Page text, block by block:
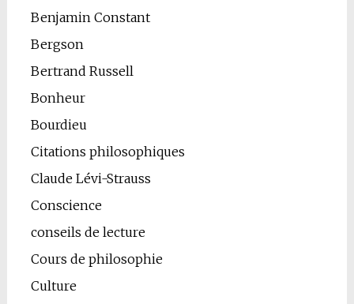
Benjamin Constant
Bergson
Bertrand Russell
Bonheur
Bourdieu
Citations philosophiques
Claude Lévi-Strauss
Conscience
conseils de lecture
Cours de philosophie
Culture